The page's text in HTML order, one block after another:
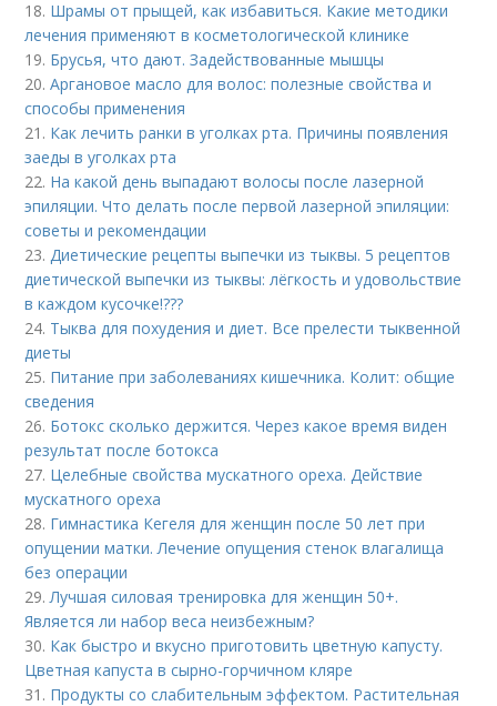
18. Шрамы от прыщей, как избавиться. Какие методики
лечения применяют в косметологической клинике
19. Брусья, что дают. Задействованные мышцы
20.Аргановое масло для волос: полезные свойства и
способы применения
21. Как лечить ранки в уголках рта. Причины появления
заеды в уголках рта
22. На какой день выпадают волосы после лазерной
эпиляции. Что делать после первой лазерной эпиляции:
советы и рекомендации
23.Диетические рецепты выпечки из тыквы. 5 рецептов
диетической выпечки из тыквы: лёгкость и удовольствие
в каждом кусочке!???
24. Тыква для похудения и диет. Все прелести тыквенной
диеты
25. Питание при заболеваниях кишечника. Колит: общие
сведения
26. Ботокс сколько держится. Через какое время виден
результат после ботокса
27. Целебные свойства мускатного ореха. Действие
мускатного ореха
28. Гимнастика Кегеля для женщин после 50 лет при
опущении матки. Лечение опущения стенок влагалища
без операции
29.Лучшая силовая тренировка для женщин 50+.
Является ли набор веса неизбежным?
30. Как быстро и вкусно приготовить цветную капусту.
Цветная капуста в сырно-горчичном кляре
31. Продукты со слабительным эффектом. Растительная